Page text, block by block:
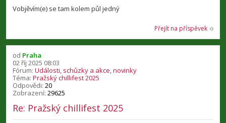
Vobjěvím(e) se tam kolem půl jedný
Přejít na příspěvek
od Praha
02 říj 2025 08:03
Fórum: Události, schůzky a akce, novinky
Téma: Pražský chillifest 2025
Odpovědi: 20
Zobrazení: 29625
Re: Pražský chillifest 2025